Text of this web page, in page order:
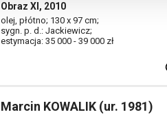
Obraz XI, 2010
olej, płótno; 130 x 97 cm;
sygn. p. d.: Jackiewicz;
estymacja: 35 000 - 39 000 zł
Marcin KOWALIK (ur. 1981)